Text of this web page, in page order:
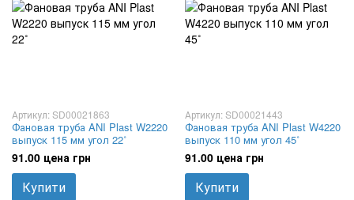
Артикул: SD00021863
Фановая труба ANI Plast W2220
выпуск 115 мм угол 22˚
91.00 цена грн
Купити
Артикул: SD00021443
Фановая труба ANI Plast W4220
выпуск 110 мм угол 45˚
91.00 цена грн
Купити